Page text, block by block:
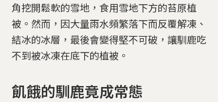
角挖開鬆軟的雪地，食用雪地下方的苔原植
被。然而，因大量雨水頻繁落下而反覆解凍、
結冰的冰層，最後會變得堅不可破，讓馴鹿吃
不到被冰凍在底下的植被。
飢餓的馴鹿竟成常態